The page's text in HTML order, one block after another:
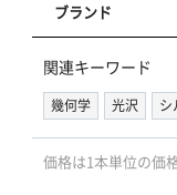
ブランド
関連キーワード
幾何学 光沢 シ
価格は1本単位の価